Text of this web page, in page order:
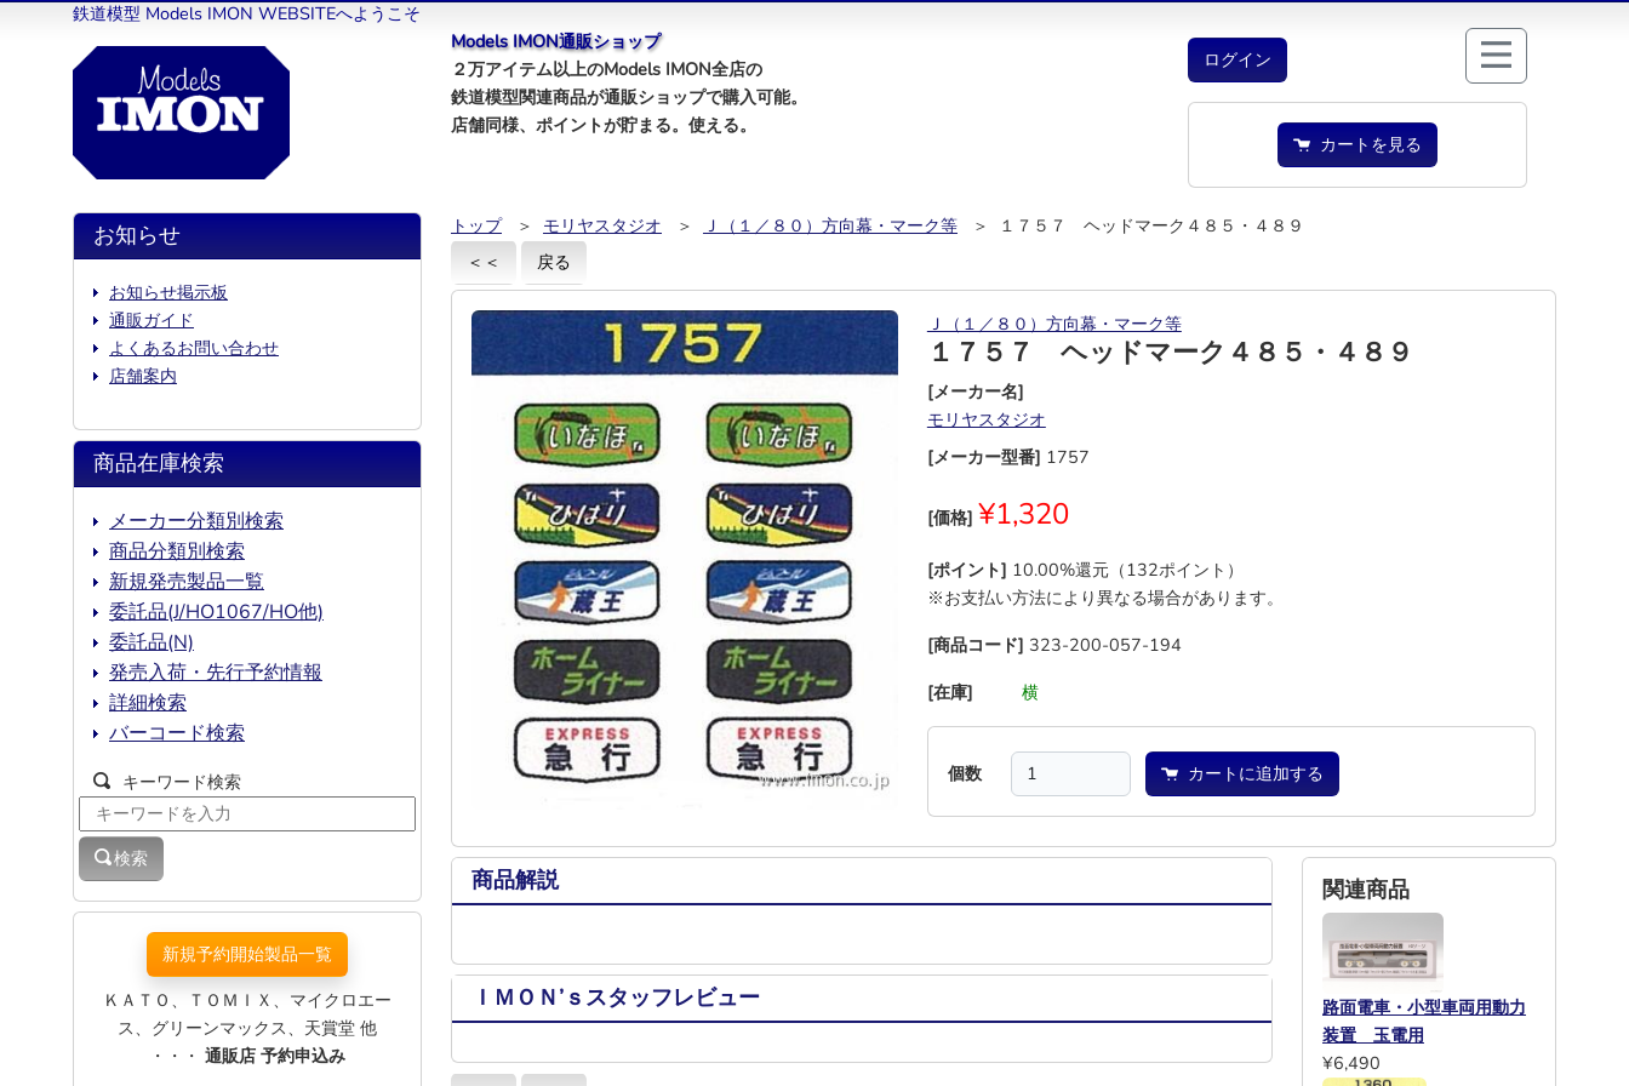
鉄道模型 Models IMON WEBSITEへようこそ
Models IMON通販ショップ
２万アイテム以上のModels IMON全店の
鉄道模型関連商品が通販ショップで購入可能。
店舗同様、ポイントが貯まる。使える。
ログイン
カートを見る
トップ ＞ モリヤスタジオ ＞ Ｊ（１／８０）方向幕・マーク等
＞ １７５７ ヘッドマーク４８５・４８９
＜＜
戻る
Ｊ（１／８０）方向幕・マーク等
１７５７ ヘッドマーク４８５・４８９
[メーカー名]
モリヤスタジオ
[メーカー型番] 1757
[価格] ¥1,320
[ポイント] 10.00%還元（132ポイント）
※お支払い方法により異なる場合があります。
[商品コード] 323-200-057-194
[在庫]
横
個数 カートに追加する
商品解説
ＩＭＯＮ’ｓスタッフレビュー
関連商品
路面電車・小型車両用動力
装置 玉電用
¥6,490
お知らせ
お知らせ掲示板
通販ガイド
よくあるお問い合わせ
店舗案内
商品在庫検索
メーカー分類別検索
商品分類別検索
新規発売製品一覧
委託品(J/HO1067/HO他)
委託品(N)
発売入荷・先行予約情報
詳細検索
バーコード検索
キーワード検索
検索
新規予約開始製品一覧
ＫＡＴＯ、ＴＯＭＩＸ、マイクロエー
ス、グリーンマックス、天賞堂 他
・・・ 通販店 予約申込み